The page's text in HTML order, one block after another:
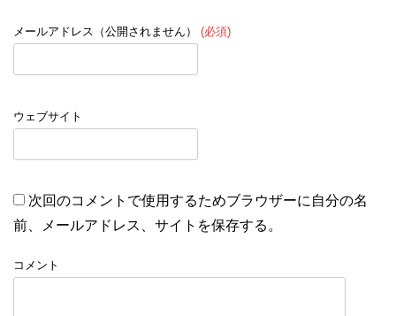
メールアドレス（公開されません） (必須)
ウェブサイト
次回のコメントで使用するためブラウザーに自分の名
前、メールアドレス、サイトを保存する。
コメント